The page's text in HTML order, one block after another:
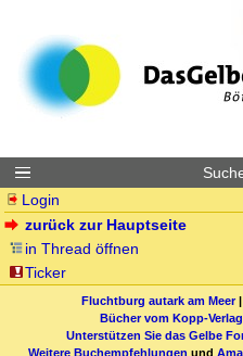
Login
zurück zur Hauptseite
in Thread öffnen
Ticker
Fluchtburg autark am Meer|
Bücher vom Kopp-
Unterstützen Sie das Gelbe
Weitere Buchempfehlungen und